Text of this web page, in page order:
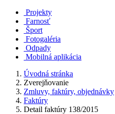
Projekty
Farnosť
Šport
Fotogaléria
Odpady
Mobilná aplikácia
Úvodná stránka
Zverejňovanie
Zmluvy, faktúry, objednávky
Faktúry
Detail faktúry 138/2015